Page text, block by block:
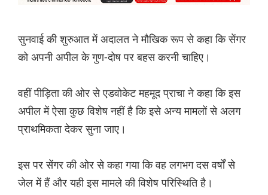
सुनवाई की शुरुआत में अदालत ने मौखिक रूप से कहा कि सेंगर
को अपनी अपील के गुण-दोष पर बहस करनी चाहिए।
वहीं पीड़िता की ओर से एडवोकेट महमूद प्राचा ने कहा कि इस
अपील में ऐसा कुछ विशेष नहीं है कि इसे अन्य मामलों से अलग
प्राथमिकता देकर सुना जाए।
इस पर सेंगर की ओर से कहा गया कि वह लगभग दस वर्षों से
जेल में हैं और यही इस मामले की विशेष परिस्थिति है।